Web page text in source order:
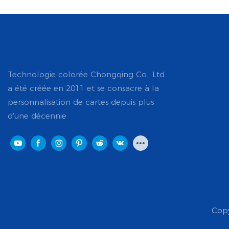
Technologie colorée Chongqing Co., Ltd.
a été créée en 2011 et se consacre à la
personnalisation de cartes depuis plus
d'une décennie